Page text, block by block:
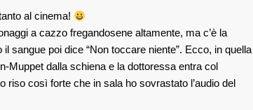
al cinema!
a cazzo fregandosene altamente, ma c’è la
sangue poi dice “Non toccare niente”. Ecco, in quella
Muppet dalla schiena e la dottoressa entra col
così forte che in sala ho sovrastato l’audio del